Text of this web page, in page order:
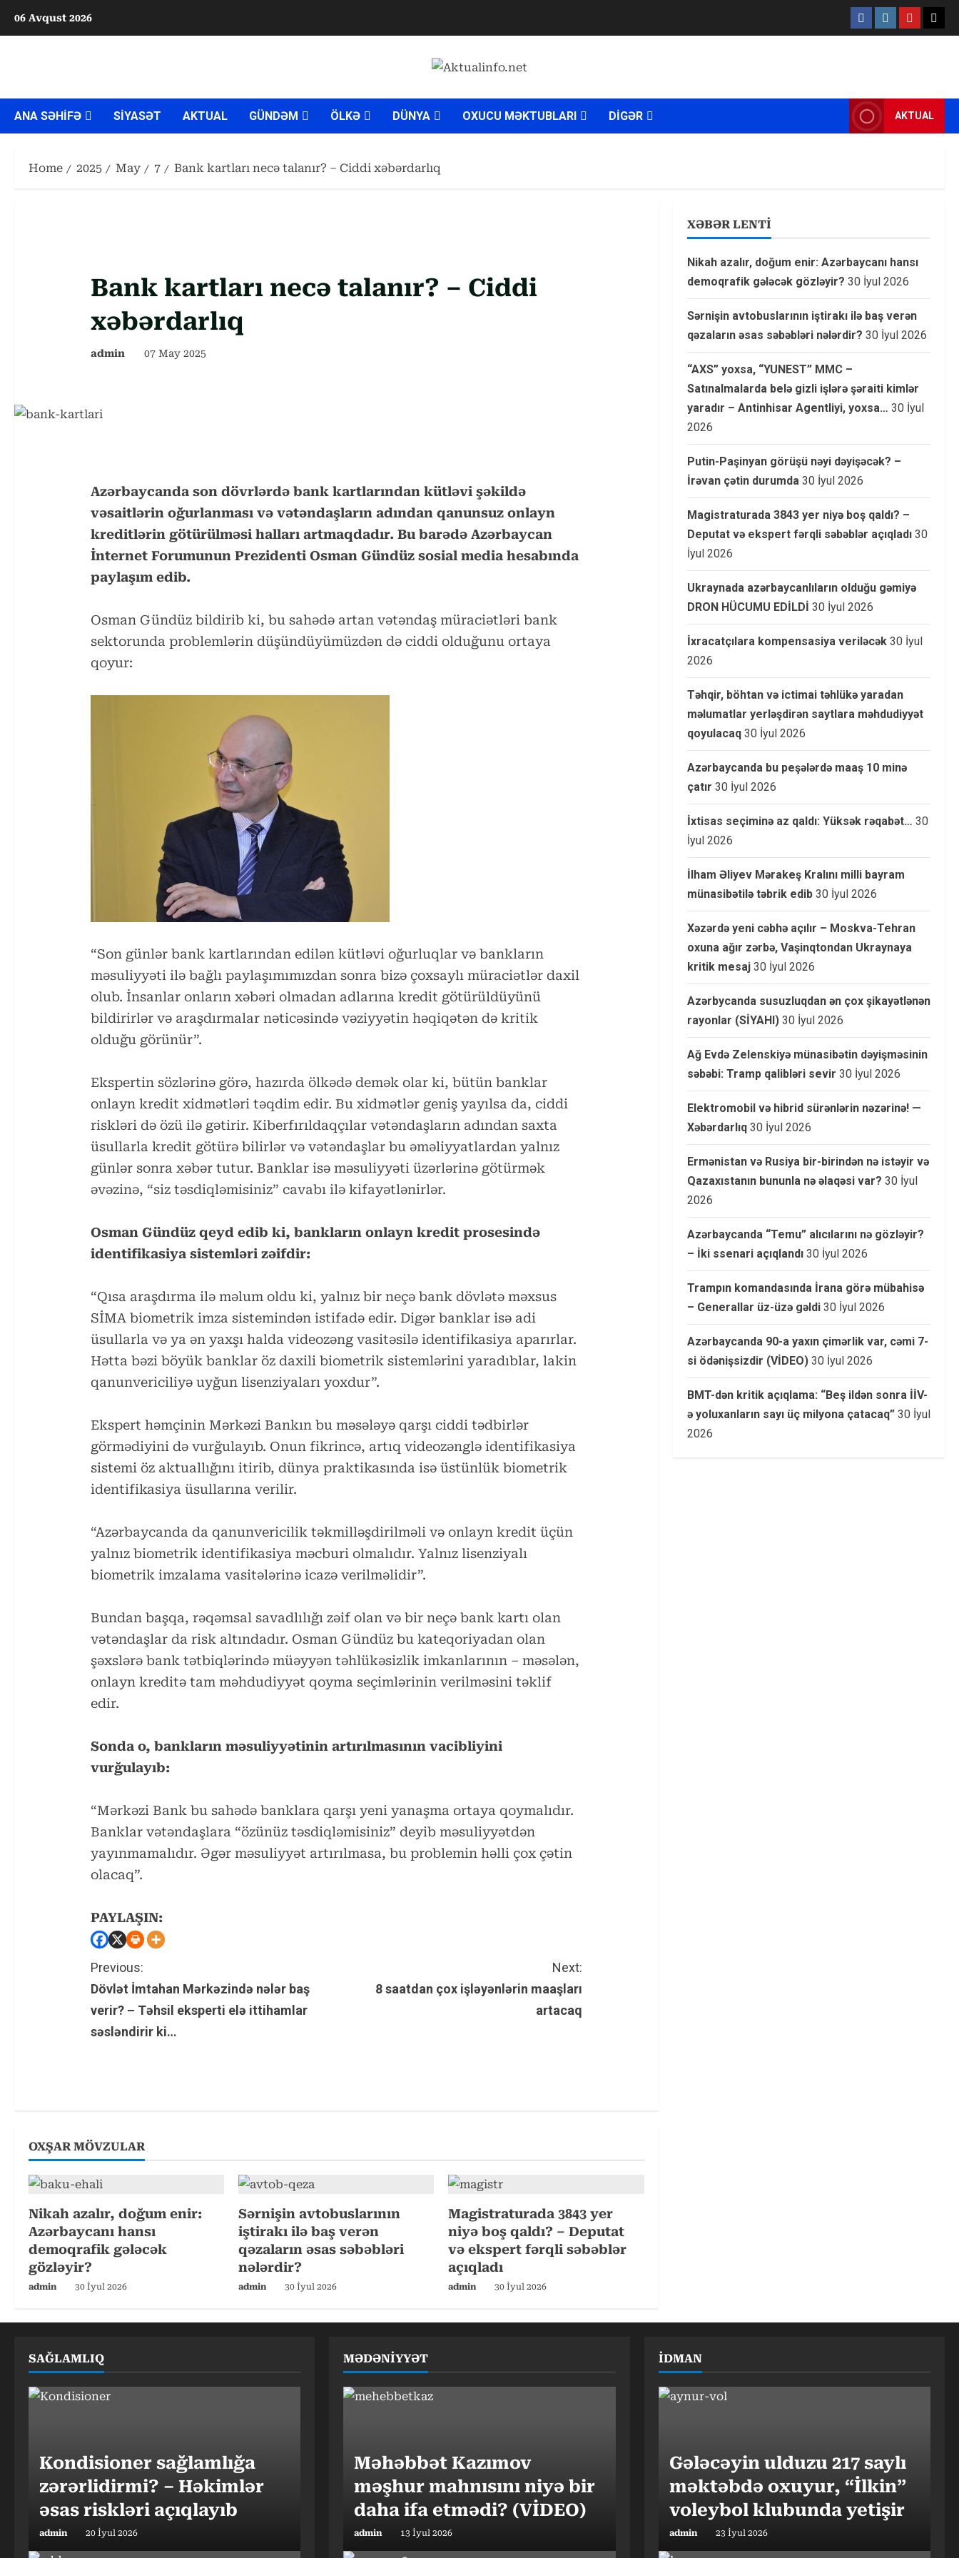
06 Avqust 2026 FacebookInstagram
Youtube
X
ANA SƏHİFƏ SİYASƏT AKTUAL GÜNDƏM ÖLKƏ DÜNYA OXUCU MƏKTUBLARI DİGƏR AKTUAL
Home 2025 May 7 Bank kartları necə talanır? – Ciddi xəbərdarlıq
Bank kartları necə talanır? – Ciddi
xəbərdarlıq
admin 07 May 2025
Azərbaycanda son dövrlərdə bank kartlarından kütləvi şəkildə
vəsaitlərin oğurlanması və vətəndaşların adından qanunsuz onlayn
kreditlərin götürülməsi halları artmaqdadır. Bu barədə Azərbaycan
İnternet Forumunun Prezidenti Osman Gündüz sosial media hesabında
paylaşım edib.
Osman Gündüz bildirib ki, bu sahədə artan vətəndaş müraciətləri bank
sektorunda problemlərin düşündüyümüzdən də ciddi olduğunu ortaya
qoyur:
“Son günlər bank kartlarından edilən kütləvi oğurluqlar və bankların
məsuliyyəti ilə bağlı paylaşımımızdan sonra bizə çoxsaylı müraciətlər daxil
olub. İnsanlar onların xəbəri olmadan adlarına kredit götürüldüyünü
bildirirlər və araşdırmalar nəticəsində vəziyyətin həqiqətən də kritik
olduğu görünür”.
Ekspertin sözlərinə görə, hazırda ölkədə demək olar ki, bütün banklar
onlayn kredit xidmətləri təqdim edir. Bu xidmətlər geniş yayılsa da, ciddi
riskləri də özü ilə gətirir. Kiberfırıldaqçılar vətəndaşların adından saxta
üsullarla kredit götürə bilirlər və vətəndaşlar bu əməliyyatlardan yalnız
günlər sonra xəbər tutur. Banklar isə məsuliyyəti üzərlərinə götürmək
əvəzinə, “siz təsdiqləmisiniz” cavabı ilə kifayətlənirlər.
Osman Gündüz qeyd edib ki, bankların onlayn kredit prosesində
identifikasiya sistemləri zəifdir:
“Qısa araşdırma ilə məlum oldu ki, yalnız bir neçə bank dövlətə məxsus
SİMA biometrik imza sistemindən istifadə edir. Digər banklar isə adi
üsullarla və ya ən yaxşı halda videozəng vasitəsilə identifikasiya aparırlar.
Hətta bəzi böyük banklar öz daxili biometrik sistemlərini yaradıblar, lakin
qanunvericiliyə uyğun lisenziyaları yoxdur”.
Ekspert həmçinin Mərkəzi Bankın bu məsələyə qarşı ciddi tədbirlər
görmədiyini də vurğulayıb. Onun fikrincə, artıq videozənglə identifikasiya
sistemi öz aktuallığını itirib, dünya praktikasında isə üstünlük biometrik
identifikasiya üsullarına verilir.
“Azərbaycanda da qanunvericilik təkmilləşdirilməli və onlayn kredit üçün
yalnız biometrik identifikasiya məcburi olmalıdır. Yalnız lisenziyalı
biometrik imzalama vasitələrinə icazə verilməlidir”.
Bundan başqa, rəqəmsal savadlılığı zəif olan və bir neçə bank kartı olan
vətəndaşlar da risk altındadır. Osman Gündüz bu kateqoriyadan olan
şəxslərə bank tətbiqlərində müəyyən təhlükəsizlik imkanlarının – məsələn,
onlayn kreditə tam məhdudiyyət qoyma seçimlərinin verilməsini təklif
edir.
Sonda o, bankların məsuliyyətinin artırılmasının vacibliyini
vurğulayıb:
“Mərkəzi Bank bu sahədə banklara qarşı yeni yanaşma ortaya qoymalıdır.
Banklar vətəndaşlara “özünüz təsdiqləmisiniz” deyib məsuliyyətdən
yayınmamalıdır. Əgər məsuliyyət artırılmasa, bu problemin həlli çox çətin
olacaq”.
PAYLAŞIN:
C
o
n
u
e
R
e
a
d
i
n
g
Previous:
Dövlət İmtahan Mərkəzində nələr baş
verir? – Təhsil eksperti elə ittihamlar
səsləndirir ki…
Next:
8 saatdan çox işləyənlərin maaşları
artacaq
OXŞAR MÖVZULAR
Nikah azalır, doğum enir:
Azərbaycanı hansı
demoqrafik gələcək
gözləyir?
admin 30 İyul 2026
Sərnişin avtobuslarının
iştirakı ilə baş verən
qəzaların əsas səbəbləri
nələrdir?
admin 30 İyul 2026
Magistraturada 3843 yer
niyə boş qaldı? – Deputat
və ekspert fərqli səbəblər
açıqladı
admin 30 İyul 2026
XƏBƏR LENTİ
Nikah azalır, doğum enir: Azərbaycanı hansı
demoqrafik gələcək gözləyir? 30 İyul 2026
Sərnişin avtobuslarının iştirakı ilə baş verən
qəzaların əsas səbəbləri nələrdir? 30 İyul 2026
“AXS” yoxsa, “YUNEST” MMC –
Satınalmalarda belə gizli işlərə şəraiti kimlər
yaradır – Antinhisar Agentliyi, yoxsa… 30 İyul
2026
Putin-Paşinyan görüşü nəyi dəyişəcək? –
İrəvan çətin durumda 30 İyul 2026
Magistraturada 3843 yer niyə boş qaldı? –
Deputat və ekspert fərqli səbəblər açıqladı 30
İyul 2026
Ukraynada azərbaycanlıların olduğu gəmiyə
DRON HÜCUMU EDİLDİ 30 İyul 2026
İxracatçılara kompensasiya veriləcək 30 İyul
2026
Təhqir, böhtan və ictimai təhlükə yaradan
məlumatlar yerləşdirən saytlara məhdudiyyət
qoyulacaq 30 İyul 2026
Azərbaycanda bu peşələrdə maaş 10 minə
çatır 30 İyul 2026
İxtisas seçiminə az qaldı: Yüksək rəqabət… 30
İyul 2026
İlham Əliyev Mərakeş Kralını milli bayram
münasibətilə təbrik edib 30 İyul 2026
Xəzərdə yeni cəbhə açılır – Moskva-Tehran
oxuna ağır zərbə, Vaşinqtondan Ukraynaya
kritik mesaj 30 İyul 2026
Azərbycanda susuzluqdan ən çox şikayətlənən
rayonlar (SİYAHI) 30 İyul 2026
Ağ Evdə Zelenskiyə münasibətin dəyişməsinin
səbəbi: Tramp qalibləri sevir 30 İyul 2026
Elektromobil və hibrid sürənlərin nəzərinə! —
Xəbərdarlıq 30 İyul 2026
Ermənistan və Rusiya bir-birindən nə istəyir və
Qazaxıstanın bununla nə əlaqəsi var? 30 İyul
2026
Azərbaycanda “Temu” alıcılarını nə gözləyir?
– İki ssenari açıqlandı 30 İyul 2026
Trampın komandasında İrana görə mübahisə
– Generallar üz-üzə gəldi 30 İyul 2026
Azərbaycanda 90-a yaxın çimərlik var, cəmi 7-
si ödənişsizdir (VİDEO) 30 İyul 2026
BMT-dən kritik açıqlama: “Beş ildən sonra İİV-
ə yoluxanların sayı üç milyona çatacaq” 30 İyul
2026
SAĞLAMLIQ
Kondisioner sağlamlığa
zərərlidirmi? – Həkimlər
əsas riskləri açıqlayıb
admin 20 İyul 2026
MƏDƏNİYYƏT
Məhəbbət Kazımov
məşhur mahnısını niyə bir
daha ifa etmədi? (VİDEO)
admin 13 İyul 2026
İDMAN
Gələcəyin ulduzu 217 saylı
məktəbdə oxuyur, “İlkin”
voleybol klubunda yetişir
admin 23 İyul 2026